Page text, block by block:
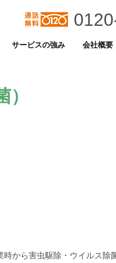
サービスの強み 会社概要
から害虫駆除・ウイルス除